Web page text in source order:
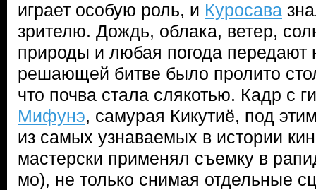
играет особую роль, и Куросава
зрителю. Дождь, облака, ветер,
природы и любая погода передают
решающей битве было пролито
что почва стала слякотью. Кадр с
Мифунэ, самурая Кикутиё, под
из самых узнаваемых в истории
мастерски применял съемку в
мо), не только снимая отдельные